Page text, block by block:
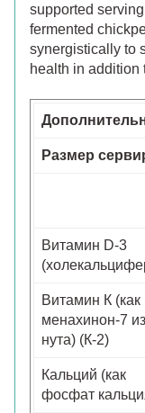
supported
fermented
synergistically to
health in addition
Размер
Витамин D-3
Витамин К (как
менахинон-7 из
нута) (К-2)
Кальций (как
фосфат